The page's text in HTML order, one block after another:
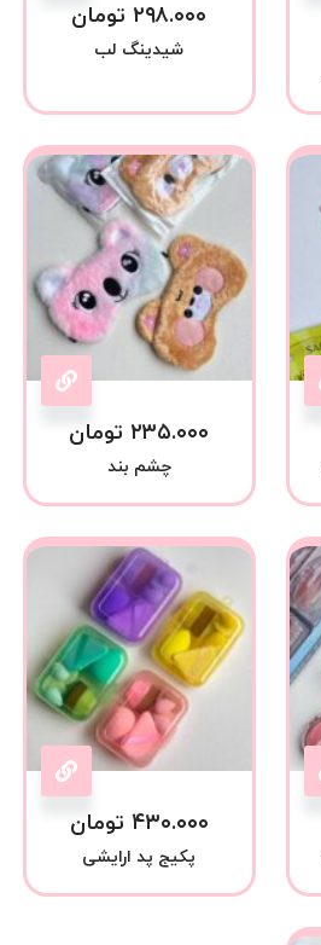
۲۹۸.۰۰۰ تومان
شیدینگ لب
۲۳۵.۰۰۰ تومان
چشم بند
۴۳۰.۰۰۰ تومان
پکیج پد ارایشی